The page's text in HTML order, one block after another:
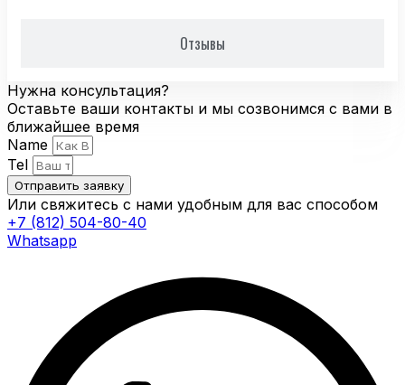
Отзывы
Нужна консультация?
Оставьте ваши контакты и мы созвонимся с вами в
ближайшее время
Name
Tel
Отправить заявку
Или свяжитесь с нами удобным для вас способом
+7 (812) 504-80-40
Whatsapp